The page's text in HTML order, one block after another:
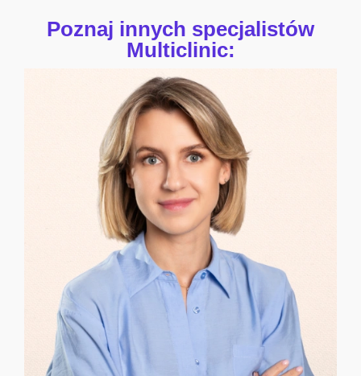
Poznaj innych specjalistów
Multiclinic: